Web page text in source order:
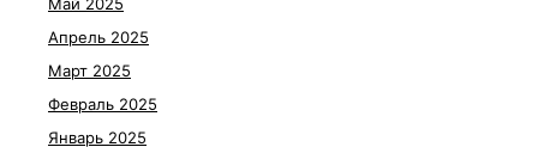
Апрель 2025
Март 2025
Февраль 2025
Январь 2025